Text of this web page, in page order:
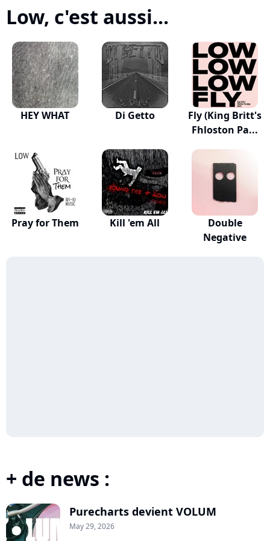
Low, c'est aussi...
HEY WHAT Di Getto
Fly (King Britt's
Fhloston Pa...
Pray for Them Kill 'em All
Double
Negative
+ de news :
Purecharts devient VOLUM
May 29, 2026